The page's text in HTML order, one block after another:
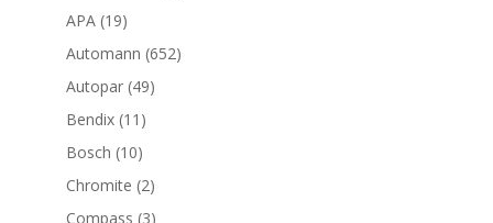
APA 1919
productos
Automann 652652
Autopar 4949
Bendix 11 11
productos
Bosch 1010
productos
Chromite 22
productos
Compass 33